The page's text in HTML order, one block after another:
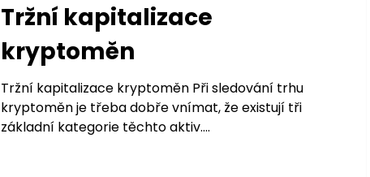
Tržní kapitalizace
kryptoměn
Tržní kapitalizace kryptoměn Při sledování trhu
kryptoměn je třeba dobře vnímat, že existují tři
základní kategorie těchto aktiv....